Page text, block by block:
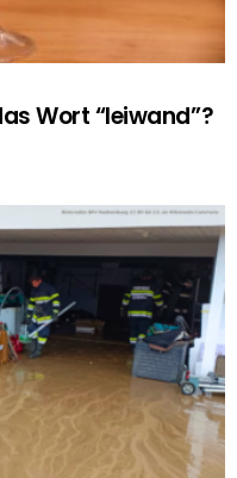
Wort “leiwand”?